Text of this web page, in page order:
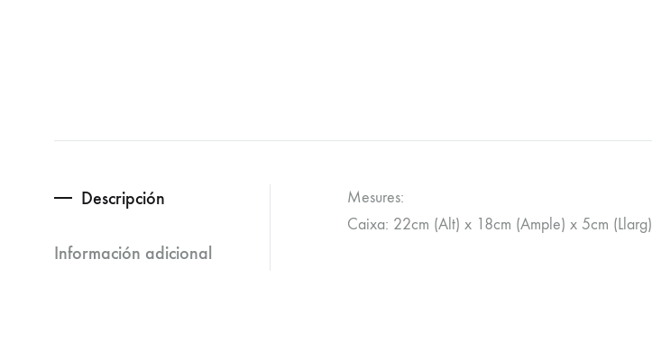
Descripción
Información adicional
Mesures:
Caixa: 22cm (Alt) x 18cm (Ample) x 5cm (Llarg)